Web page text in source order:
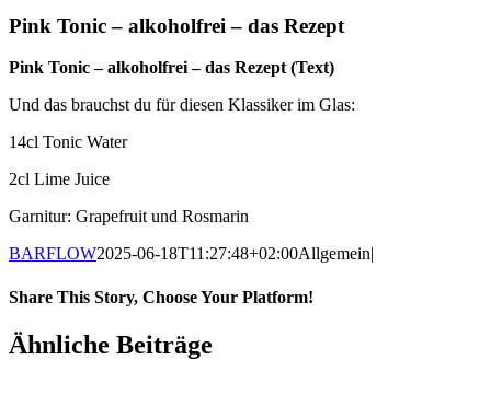
Pink Tonic – alkoholfrei – das Rezept
Pink Tonic – alkoholfrei – das Rezept (Text)
Und das brauchst du für diesen Klassiker im Glas:
14cl Tonic Water
2cl Lime Juice
Garnitur: Grapefruit und Rosmarin
BARFLOW2025-06-18T11:27:48+02:00Allgemein|
Share This Story, Choose Your Platform!
Ähnliche Beiträge